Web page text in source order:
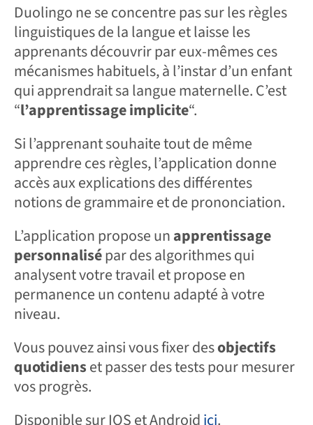
Duolingo ne se concentre pas sur les règles
linguistiques de la langue et laisse les
apprenants découvrir par eux-mêmes ces
mécanismes habituels, à l’instar d’un enfant
qui apprendrait sa langue maternelle. C’est
“l’apprentissage implicite“.
Si l’apprenant souhaite tout de même
apprendre ces règles, l’application donne
accès aux explications des différentes
notions de grammaire et de prononciation.
L’application propose unapprentissage
personnalisépar des algorithmes qui
analysent votre travail et propose en
permanence un contenu adapté à votre
niveau.
Vous pouvez ainsi vous fixer desobjectifs
quotidienset passer des tests pour mesurer
vos progrès.
Disponible sur IOS et Androidici.